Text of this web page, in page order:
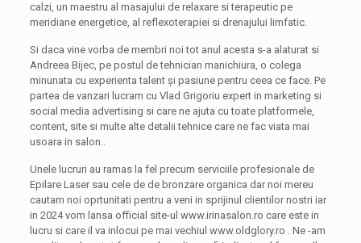
calzi, un maestru al masajului de relaxare si terapeutic pe
meridiane energetice, al reflexoterapiei si drenajului limfatic.
Si daca vine vorba de membri noi tot anul acesta s-a alaturat si
Andreea Bijec, pe postul de tehnician manichiura, o colega
minunata cu experienta talent și pasiune pentru ceea ce face. Pe
partea de vanzari lucram cu Vlad Grigoriu expert in marketing si
social media advertising si care ne ajuta cu toate platformele,
content, site si multe alte detalii tehnice care ne fac viata mai
usoara in salon..
Unele lucruri au ramas la fel precum serviciile profesionale de
Epilare Laser sau cele de de bronzare organica dar noi mereu
cautam noi oprtunitati pentru a veni in sprijinul clientilor nostri iar
in 2024 vom lansa official site-ul www.irinasalon.ro care este in
lucru si care il va inlocui pe mai vechiul www.oldglory.ro . Ne -am